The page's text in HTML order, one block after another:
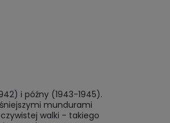
i późny (1943-1945).
mundurami
walki - takiego